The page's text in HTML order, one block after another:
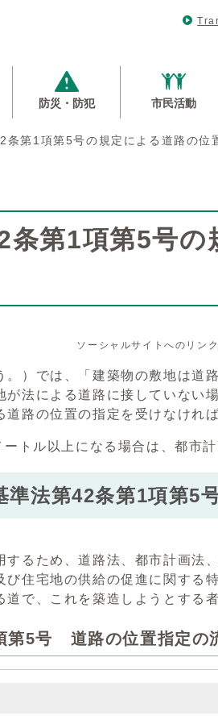
防災・防犯 市民活動
条第1項第5号の規定による道路の位
条第1項第5号
ソーシャルサイトへのリン
）では、「建築物の敷地は道
が法による道路に接していない
路の位置の指定を受けなけれ
トル以上になる場合は、都市
準法第42条第1項第5
するため、道路法、都市計画法
び住宅地の供給の促進に関する
道で、これを築造しようとする
第5号 道路の位置指定の